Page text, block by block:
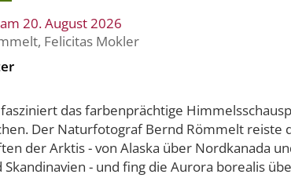
20. August 2026
, Felicitas Mokler
das farbenprächtige
Der Naturfotograf Bernd Römmelt reiste
der Arktis - von Alaska über Nordkanada
Skandinavien - und fing die Aurora borealis